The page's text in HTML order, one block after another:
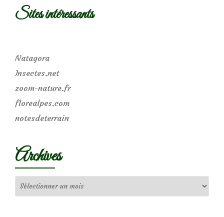
Sites intéressants
Natagora
Insectes.net
zoom-nature.fr
florealpes.com
notesdeterrain
Archives